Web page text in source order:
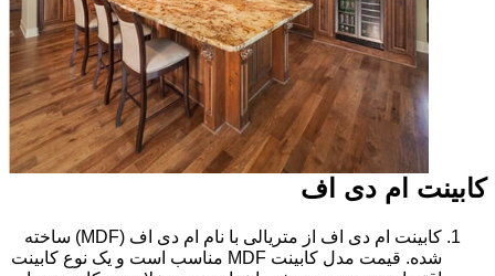
کابینت ام دی اف
کابینت ام دی اف از متریالی با نام ام دی اف (MDF) ساخته
شده. قیمت مدل کابینت MDF مناسب است و یک نوع کابینت